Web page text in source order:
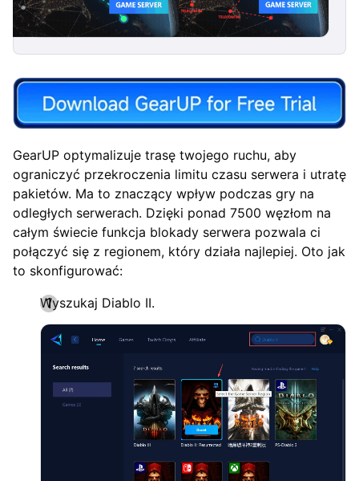
GearUP optymalizuje trasę twojego ruchu, aby
ograniczyć przekroczenia limitu czasu serwera i utratę
pakietów. Ma to znaczący wpływ podczas gry na
odległych serwerach. Dzięki ponad 7500 węzłom na
całym świecie funkcja blokady serwera pozwala ci
połączyć się z regionem, który działa najlepiej. Oto jak
to skonfigurować:
Wyszukaj Diablo II.